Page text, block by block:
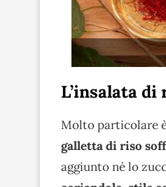
L’insalata
Molto particolare
galletta di riso
aggiunto né lo